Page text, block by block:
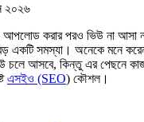
২০২৬
আপলোড করার পরও ভিউ না আসা
একটি সমস্যা। অনেকে মনে করেন
চলে আসবে, কিন্তু এর পেছনে
এসইও (SEO) কৌশল।